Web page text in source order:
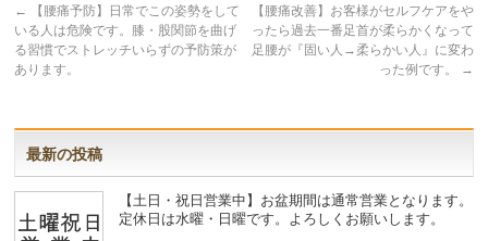
←
【腰痛予防】日常でこの姿勢をして
いる人は危険です。膝・股関節を曲げ
る習慣でストレッチいらずの予防策が
あります。
【腰痛改善】お客様がセルフケアをや
ったら過去一番足首が柔らかくなって
足腰が『固い人→柔らかい人』に変わ
った例です。
→
最新の投稿
【土日・祝日営業中】お盆期間は通常営業となります。
定休日は水曜・日曜です。よろしくお願いします。